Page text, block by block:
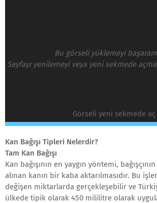
Bu görseli yüklemeyi
Sayfayı yenilemeyi veya yeni sekmede
Görseli yeni sekmede aç
Kan Bağışı Tipleri Nelerdir?
Tam Kan Bağışı
Kan bağışının en yaygın yöntemi,
alınan kanın bir kaba aktarılmasıdır. Bu
değişen miktarlarda gerçekleşebilir ve
ülkede tipik olarak 450 mililitre olarak